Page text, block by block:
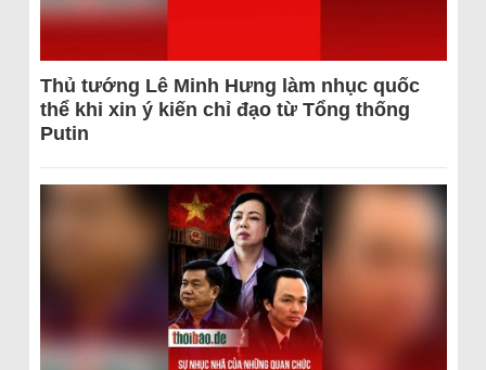
Thủ tướng Lê Minh Hưng làm nhục quốc
thể khi xin ý kiến chỉ đạo từ Tổng thống
Putin